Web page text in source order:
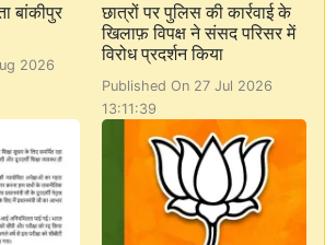
बांकीपुर
2026
छात्रों पर पुलिस की कार्रवाई के
खिलाफ़ विपक्ष ने संसद परिसर में
विरोध प्रदर्शन किया
Published On 27 Jul 2026
13:11:39